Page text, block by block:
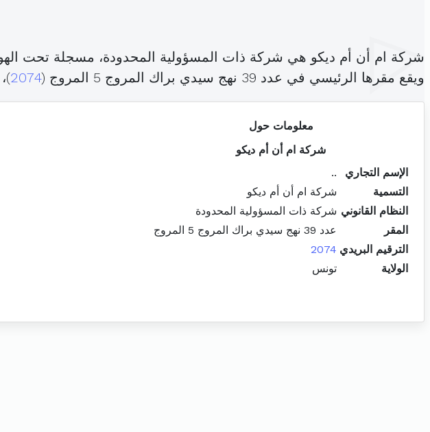
شركة ام أن أم ديكو هي شركة ذات المسؤولية المحدودة، مسجلة تحت
ويقع مقرها الرئيسي في عدد 39 نهج سيدي براك المروج 5 المروج (
2074
معلومات حول
شركة ام أن أم ديكو
الإسم التجاري
..
التسمية
شركة ام أن أم ديكو
النظام القانوني شركة ذات المسؤولية المحدودة
المقر
عدد 39 نهج سيدي براك المروج 5 المروج
الترقيم البريدي 2074
الولاية
تونس